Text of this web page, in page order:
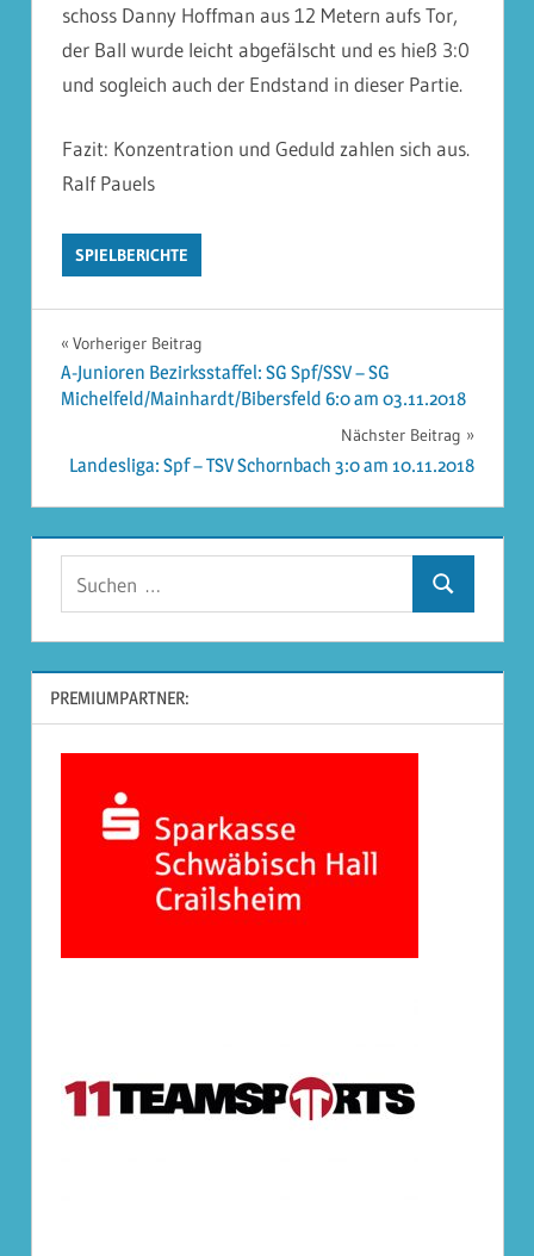
schoss Danny Hoffman aus 12 Metern aufs Tor,
der Ball wurde leicht abgefälscht und es hieß 3:0
und sogleich auch der Endstand in dieser Partie.
Fazit: Konzentration und Geduld zahlen sich aus.
Ralf Pauels
SPIELBERICHTE
Beitragsnavigation
Vorheriger Beitrag
A-Junioren Bezirksstaffel: SG Spf/SSV – SG
Michelfeld/Mainhardt/Bibersfeld 6:0 am 03.11.2018
Nächster Beitrag
Landesliga: Spf – TSV Schornbach 3:0 am 10.11.2018
Suchen
PREMIUMPARTNER: